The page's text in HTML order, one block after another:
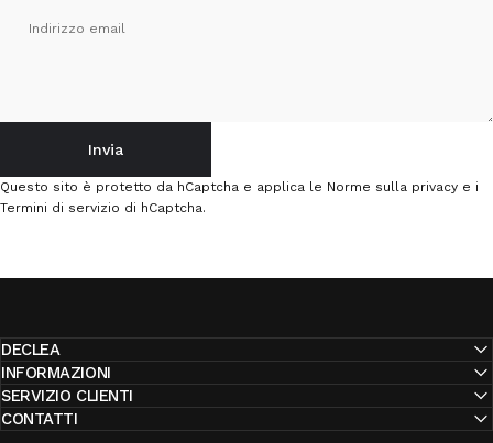
Indirizzo email
MessaggioInvia
Questo sito è protetto da hCaptcha e applica le Norme sulla privacy e i
Termini di servizio di hCaptcha.
DECLEA
INFORMAZIONI
SERVIZIO CLIENTI
CONTATTI